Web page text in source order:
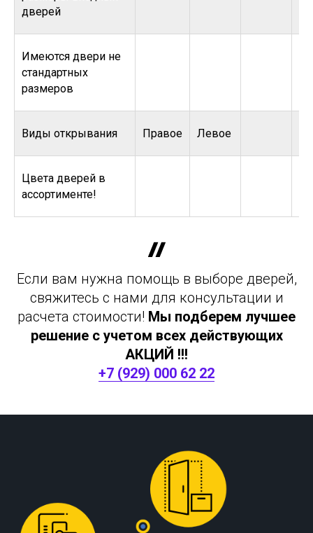
дверей
Имеются двери не
стандартных
размеров
Виды открывания Правое Левое
Цвета дверей в
ассортименте!
Если вам нужна помощь в выборе дверей,
свяжитесь с нами для консультации и
расчета стоимости! Мы подберем лучшее
решение с учетом всех действующих
АКЦИЙ !!!
+7 (929) 000 62 22